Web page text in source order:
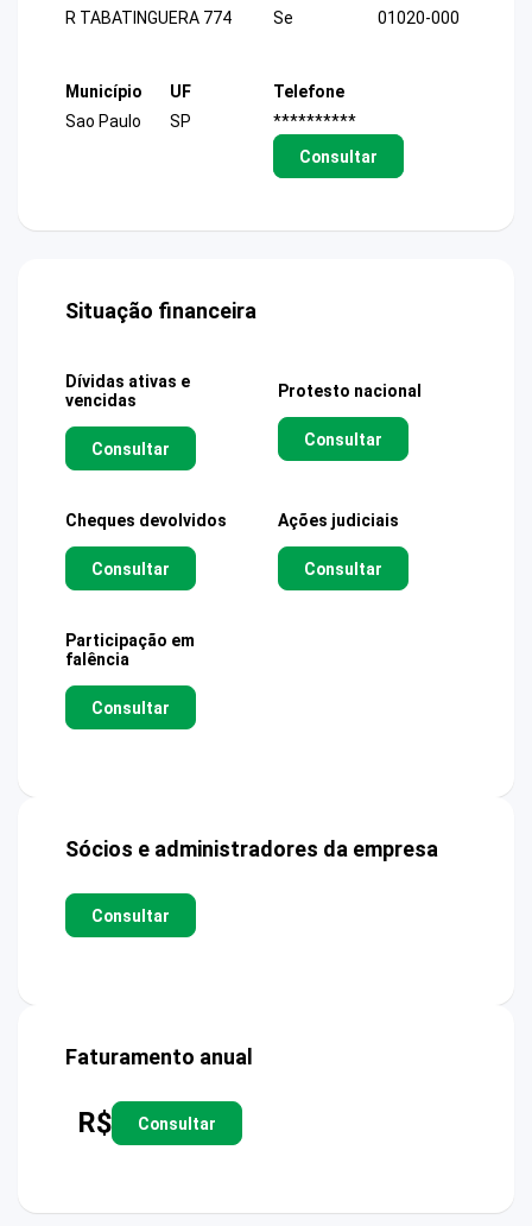
R TABATINGUERA 774
Se
01020-000
Município
Sao Paulo
UF
SP
Telefone
**********
Consultar
Situação financeira
Dívidas ativas e
vencidas
Consultar
Protesto nacional
Consultar
Cheques devolvidos
Consultar
Ações judiciais
Consultar
Participação em
falência
Consultar
Sócios e administradores da empresa
Consultar
Faturamento anual
R$ Consultar